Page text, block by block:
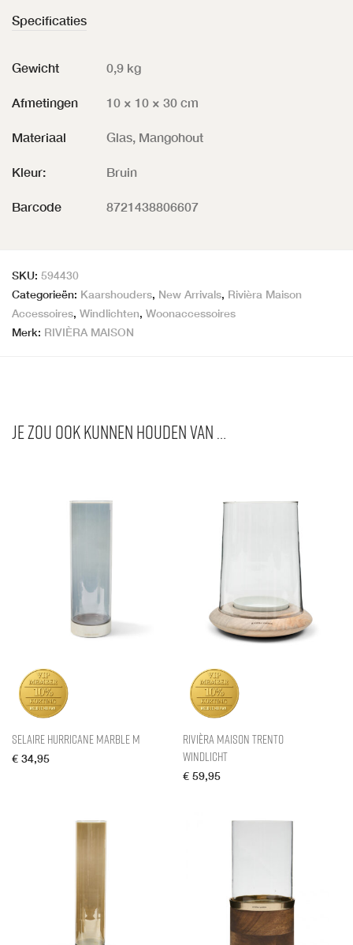
Specificaties
Gewicht 0,9 kg
Afmetingen 10 × 10 × 30 cm
Materiaal Glas, Mangohout
Kleur: Bruin
Barcode 8721438806607
SKU: 594430
Categorieën: Kaarshouders, New Arrivals, Rivièra Maison
Accessoires, Windlichten, Woonaccessoires
Merk: RIVIÈRA MAISON
Je zou ook kunnen houden van …
Selaire Hurricane Marble M
€ 34,95
Rivièra Maison Trento
Windlicht
€ 59,95